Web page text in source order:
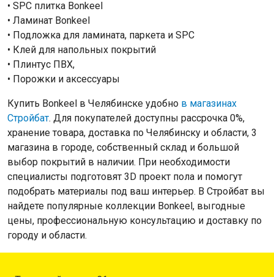
• SPC плитка Bonkeel
• Ламинат Bonkeel
• Подложка для ламината, паркета и SPC
• Клей для напольных покрытий
• Плинтус ПВХ,
• Порожки и аксессуары
Купить Bonkeel в Челябинске удобно в магазинах
Стройбат. Для покупателей доступны рассрочка 0%,
хранение товара, доставка по Челябинску и области, 3
магазина в городе, собственный склад и большой
выбор покрытий в наличии. При необходимости
специалисты подготовят 3D проект пола и помогут
подобрать материалы под ваш интерьер. В Стройбат вы
найдете популярные коллекции Bonkeel, выгодные
цены, профессиональную консультацию и доставку по
городу и области.